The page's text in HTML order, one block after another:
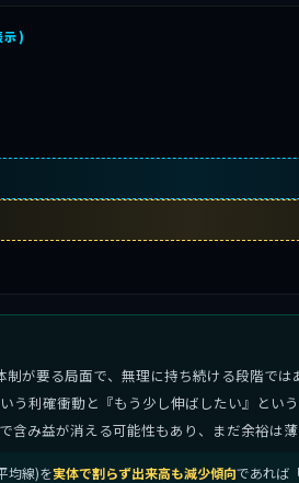
示)
制が要る局面で、無理に持ち続ける段階で
う利確衝動と『もう少し伸ばしたい』とい
含み益が消える可能性もあり、まだ余裕は
均線)を実体で割らず出来高も減少傾向であれば